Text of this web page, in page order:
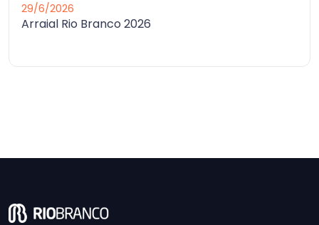
29/6/2026
Arraial Rio Branco 2026